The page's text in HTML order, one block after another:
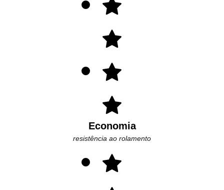
Economia
resistência ao rolamento